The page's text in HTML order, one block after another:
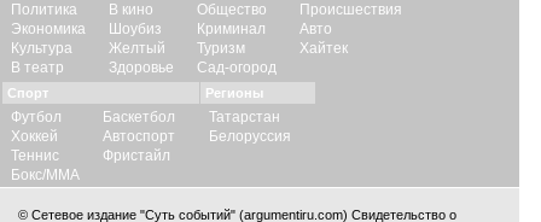
Политика
Экономика
Культура
В театр
В кино
Шоубиз
Желтый
Здоровье
Общество
Криминал
Туризм
Сад-огород
Происшествия
Авто
Хайтек
Спорт
Футбол
Хоккей
Теннис
Бокс/ММА
Баскетбол
Автоспорт
Фристайл
Регионы
Татарстан
Белоруссия
© Сетевое издание "Суть событий" (argumentiru.com) Свидетельство о